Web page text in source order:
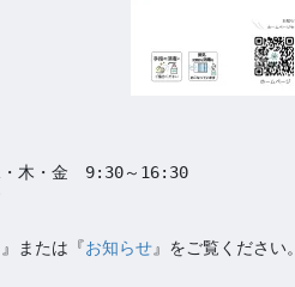
・木・金　9:30～16:30
』または『お知らせ』をご覧ください。